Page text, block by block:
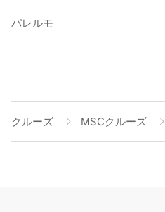
パレルモ
クルーズ MSCクルーズ